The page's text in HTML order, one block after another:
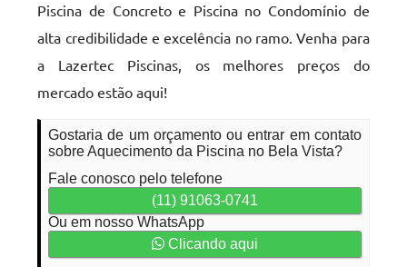
Piscina de Concreto e Piscina no Condomínio de
alta credibilidade e excelência no ramo. Venha para
a Lazertec Piscinas, os melhores preços do
mercado estão aqui!
Gostaria de um orçamento ou entrar em contato
sobre Aquecimento da Piscina no Bela Vista?
Fale conosco pelo telefone
(11) 91063-0741
Ou em nosso WhatsApp
Clicando aqui